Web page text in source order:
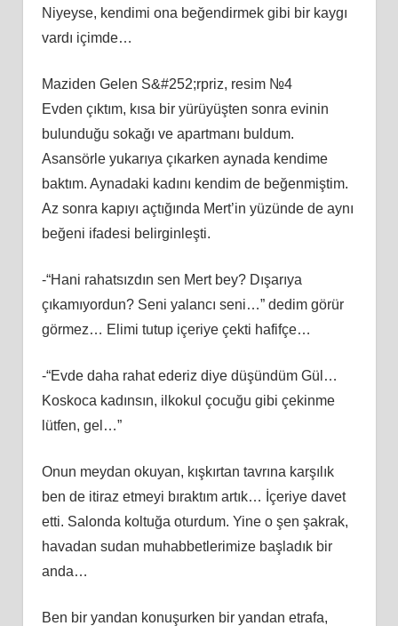
Niyeyse, kendimi ona beğendirmek gibi bir kaygı
vardı içimde…
Maziden Gelen S&#252;rpriz, resim №4
Evden çıktım, kısa bir yürüyüşten sonra evinin
bulunduğu sokağı ve apartmanı buldum.
Asansörle yukarıya çıkarken aynada kendime
baktım. Aynadaki kadını kendim de beğenmiştim.
Az sonra kapıyı açtığında Mert’in yüzünde de aynı
beğeni ifadesi belirginleşti.
-“Hani rahatsızdın sen Mert bey? Dışarıya
çıkamıyordun? Seni yalancı seni…” dedim görür
görmez… Elimi tutup içeriye çekti hafifçe…
-“Evde daha rahat ederiz diye düşündüm Gül…
Koskoca kadınsın, ilkokul çocuğu gibi çekinme
lütfen, gel…”
Onun meydan okuyan, kışkırtan tavrına karşılık
ben de itiraz etmeyi bıraktım artık… İçeriye davet
etti. Salonda koltuğa oturdum. Yine o şen şakrak,
havadan sudan muhabbetlerimize başladık bir
anda…
Ben bir yandan konuşurken bir yandan etrafa,